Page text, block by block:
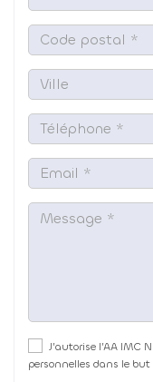
J’autorise l’AA IMC
personnelles dans le